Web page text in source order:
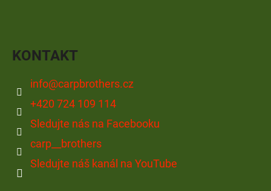
KONTAKT
info@carpbrothers.cz
+420 724 109 114
Sledujte nás na Facebooku
carp__brothers
Sledujte náš kanál na YouTube